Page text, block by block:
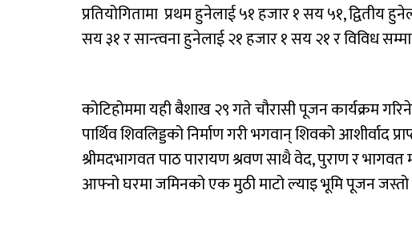
प्रतियोगितामा प्रथम हुनेलाई ५१ हजार १ सय ५१, द्वितीय
सय ३१ र सान्त्वना हुनेलाई २१ हजार १ सय २१ र विविध
कोटिहोममा यही बैशाख २९ गते चौरासी पूजन कार्यक्रम
पार्थिव शिवलिड्डको निर्माण गरी भगवान् शिवको आशीर्वाद
श्रीमदभागवत पाठ पारायण श्रवण साथै वेद, पुराण र
आफ्नो घरमा जमिनको एक मुठी माटो ल्याइ भूमि पूजन जस्तो